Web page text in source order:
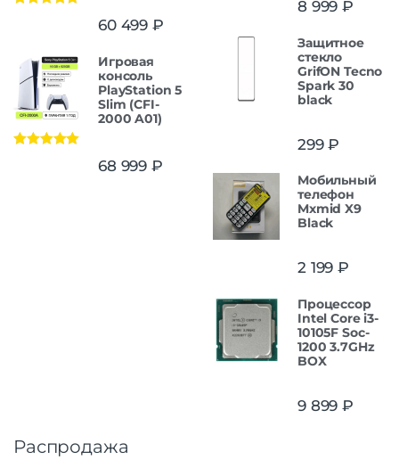
60 499 ₽
Игровая
консоль
PlayStation 5
Slim (CFI-
2000 A01)
68 999 ₽
8 999 ₽
Защитнoe
cтекло
GrifON Tecno
Spark 30
black
299₽
Мобильный
телефон
Mxmid X9
Black
2 199 ₽
Процессор
Intel Core i3-
10105F Soc-
1200 3.7GHz
BOX
9 899 ₽
Распродажа